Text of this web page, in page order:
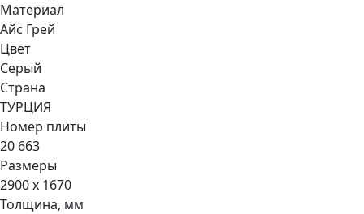
Материал
Айс Грей
Цвет
Серый
Страна
ТУРЦИЯ
Номер плиты
20 663
Размеры
2900 x 1670
Толщина, мм